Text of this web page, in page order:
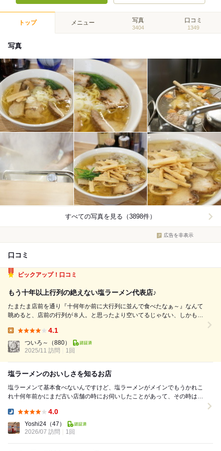
トップ メニュー 写真
3404
口コミ
1349
写真
すべての写真を見る（3898件）
広告を非表示
口コミ
ピックアップ！口コミ
もう十年以上行列の絶えない塩ラーメン代表店♪
たまたま店前を通り『十何年か前に大行列に並んで食べたなぁ～』なんて
眺めると、店前の行列が８人。と思ったより空いてるじゃない、しかも店
込んじゃいました。笑（専用駐車場は店前に3台です。） 平日13時に伺っ
て先客８人。 店前に並び...
4.1
ついろ～
（880）
2025/11 訪問
1回
塩ラーメンのおいしさを知るお店
塩ラーメンて基本食べないんですけど、塩ラーメンがメインでもうかれこ
れ十何年前かにまだ古い店舗の時にお伺いしたことがあって、その時はチ
4.0
Yoshi24 （47）
2026/07 訪問
1回